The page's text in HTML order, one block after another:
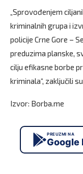
„Sprovođenjem
kriminalnih grupa i
policije Crne Gore –
preduzima planske,
cilju efikasne borbe
kriminala“, zaključili
Izvor: Borba.me
PREUZMI NA
Google